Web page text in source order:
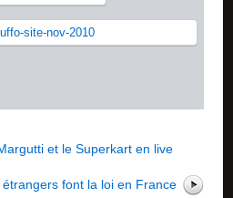
et le Superkart en live
font la loi en France